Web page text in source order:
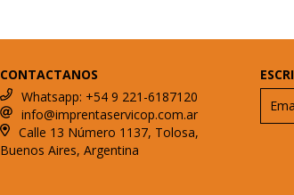
CONTACTANOS
Whatsapp: +54 9 221-6187120
info@imprentaservicop.com.ar
Calle 13 Número 1137, Tolosa,
Buenos Aires, Argentina